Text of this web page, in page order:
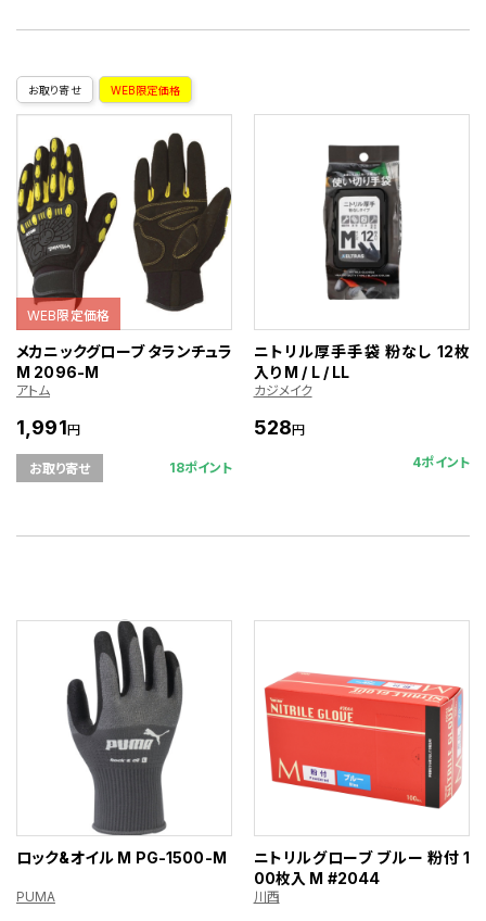
お取り寄せ WEB限定価格
WEB限定価格
メカニックグローブ タランチュラ
М 2096-M
アトム
1,991円
お取り寄せ 18ポイント
ニトリル厚手手袋 粉なし 12枚
入り M / L / LL
カジメイク
528円
4ポイント
ロック&オイル M PG-1500-M
PUMA
ニトリルグローブ ブルー 粉付 1
00枚入 M #2044
川西